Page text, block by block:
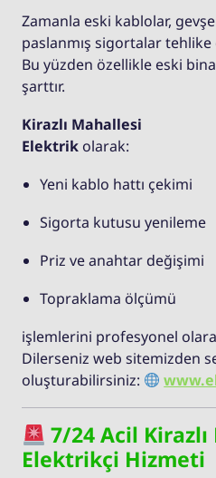
Zamanla eski kablolar,
paslanmış sigortalar
Bu yüzden özellikle eski
şarttır.
Kirazlı Mahallesi
Elektrik olarak:
Yeni kablo hattı çekimi
Sigorta kutusu yenileme
Priz ve anahtar değişimi
Topraklama ölçümü
işlemlerini profesyonel
Dilerseniz web sitemizden
oluşturabilirsiniz:
7/24 Acil
Elektrikçi Hizmeti